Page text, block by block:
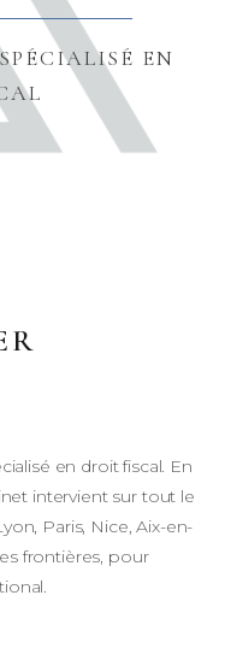
EN
en droit fiscal. En
intervient sur tout le
Paris, Nice, Aix-en-
frontières, pour